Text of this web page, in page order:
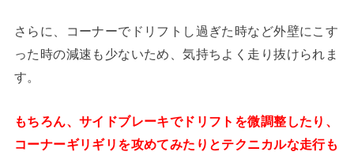
さらに、コーナーでドリフトし過ぎた時など外壁にこす
った時の減速も少ないため、気持ちよく走り抜けられま
す。
もちろん、サイドブレーキでドリフトを微調整したり、
コーナーギリギリを攻めてみたりとテクニカルな走行も